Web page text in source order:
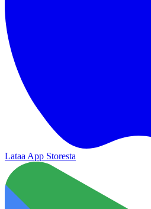
Lataa App Storesta